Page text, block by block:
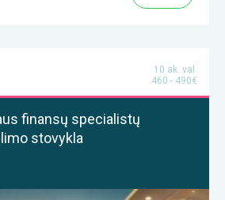
10 ak. val.
460 - 490€
finansų specialistų
stovykla